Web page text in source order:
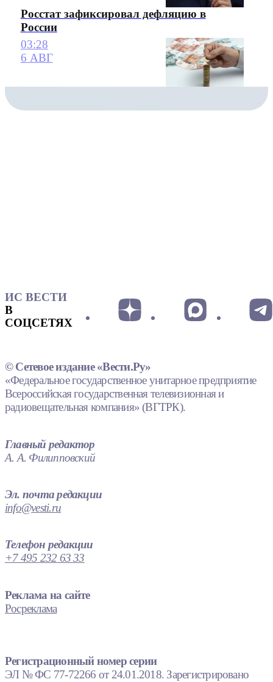
Росстат зафиксировал дефляцию в
России
03:28
6 АВГ
ИС ВЕСТИ
В
СОЦСЕТЯХ
© Сетевое издание «Вести.Ру»
«Федеральное государственное унитарное предприятие
Всероссийская государственная телевизионная и
радиовещательная компания» (ВГТРК).
Главный редактор
А. А. Филипповский
Эл. почта редакции
info@vesti.ru
Телефон редакции
+7 495 232 63 33
Реклама на сайте
Росреклама
Регистрационный номер серии
ЭЛ № ФС 77-72266 от 24.01.2018. Зарегистрировано